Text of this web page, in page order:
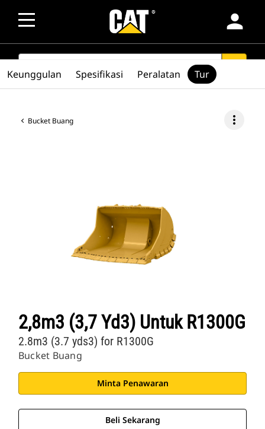
person
SEARCH
Bucket Buang more_vert
2,8m3 (3,7 Yd3) Untuk R1300G
Bucket Buang
2.8m3 (3.7 yds3) for R1300G
Minta Penawaran
Beli Sekarang
Keunggulan Spesifikasi Peralatan Tur